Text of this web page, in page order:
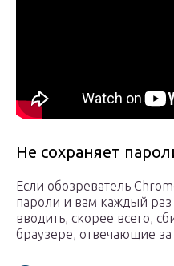
Не сохраняет
Если обозреватель
пароли и вам каждый раз
вводить, скорее всего,
браузере, отвечающие